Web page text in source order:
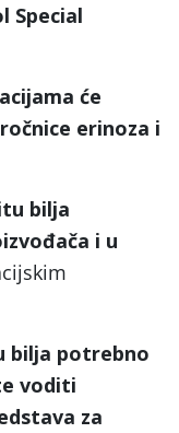
Special
će
erinoza i
bilja
i u
bilja potrebno
voditi
za